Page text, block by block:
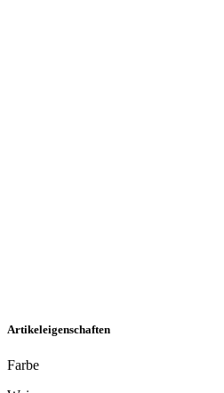
Artikeleigenschaften
Farbe